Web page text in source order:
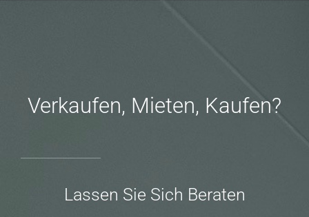
Verkaufen, Mieten, Kaufen?
Lassen Sie Sich Beraten